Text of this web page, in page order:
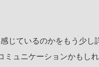
じているのかをもう少し
ミュニケーションかもし